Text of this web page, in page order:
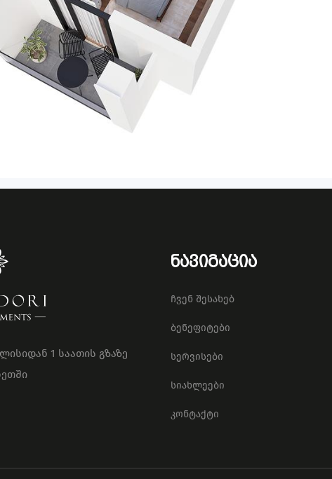
1 საათის გზაზე
ნავიგაცია
ჩვენ შესახებ
ბენეფიტები
სერვისები
სიახლეები
კონტაქტი